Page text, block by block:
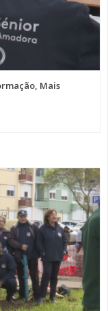
Mais